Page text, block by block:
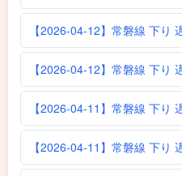
【2026-04-12】常磐線 下り
【2026-04-12】常磐線 下り
【2026-04-11】常磐線 下り
【2026-04-11】常磐線 下り